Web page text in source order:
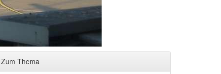
Zum Thema